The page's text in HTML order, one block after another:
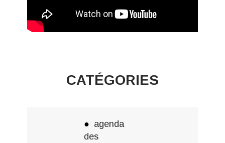
CATÉGORIES
agenda
des